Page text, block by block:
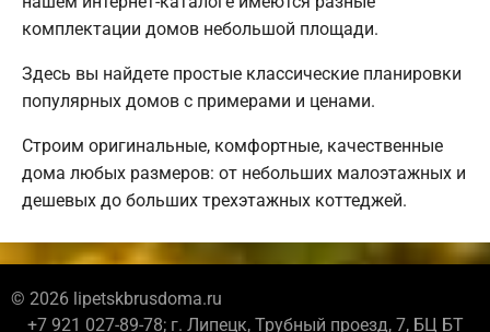
комплектации домов небольшой площади.
Здесь вы найдете простые классические планировки
популярных домов с примерами и ценами.
Строим оригинальные, комфортные, качественные
дома любых размеров: от небольших малоэтажных и
дешевых до больших трехэтажных коттеджей.
© 2026 lipetskbrusdoma.ru
+7 921 027-89-78; г. Липецк, Трубный проезд, 7, БЦ БТ